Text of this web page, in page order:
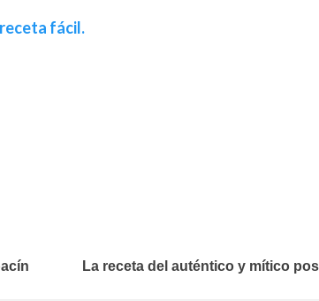
fácil.
La receta del auténtico y mítico